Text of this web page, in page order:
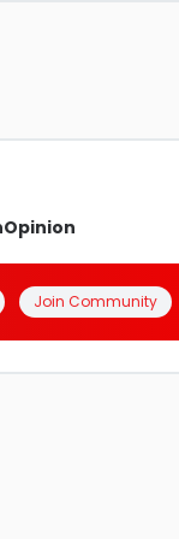
Opinion
Join Community